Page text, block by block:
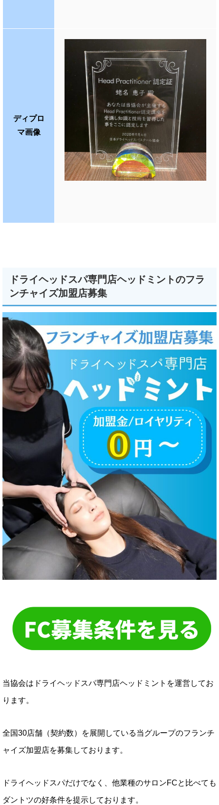
ディプロ
マ画像
ドライヘッドスパ専門店ヘッドミントのフラ
ンチャイズ加盟店募集
当協会はドライヘッドスパ専門店ヘッドミントを運営してお
ります。
全国30店舗（契約数）を展開している当グループのフランチ
ャイズ加盟店を募集しております。
ドライヘッドスパだけでなく、他業種のサロンFCと比べても
ダントツの好条件を提示しております。